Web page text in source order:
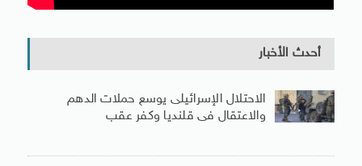
أحدث الأخبار
الاحتلال الإسرائيلى يوسع حملات الدهم
والاعتقال فى قلنديا وكفر عقب